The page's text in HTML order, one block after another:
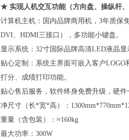
★ 实现人机交互功能（方向盘、操纵杆
计算机主机：国内品牌商用机，3年质保
DVI、HDMI三接口），多功能小键盘。
显示系统：32寸国际品牌高清LED液晶显
贴心定制：系统主界面可嵌入客户
打分、成绩打印功能。
贴心售后服务，软件终身免费升级，硬件
净尺寸（长*宽*高）：
重量（含包装）：≈160kg
最大功率：300W